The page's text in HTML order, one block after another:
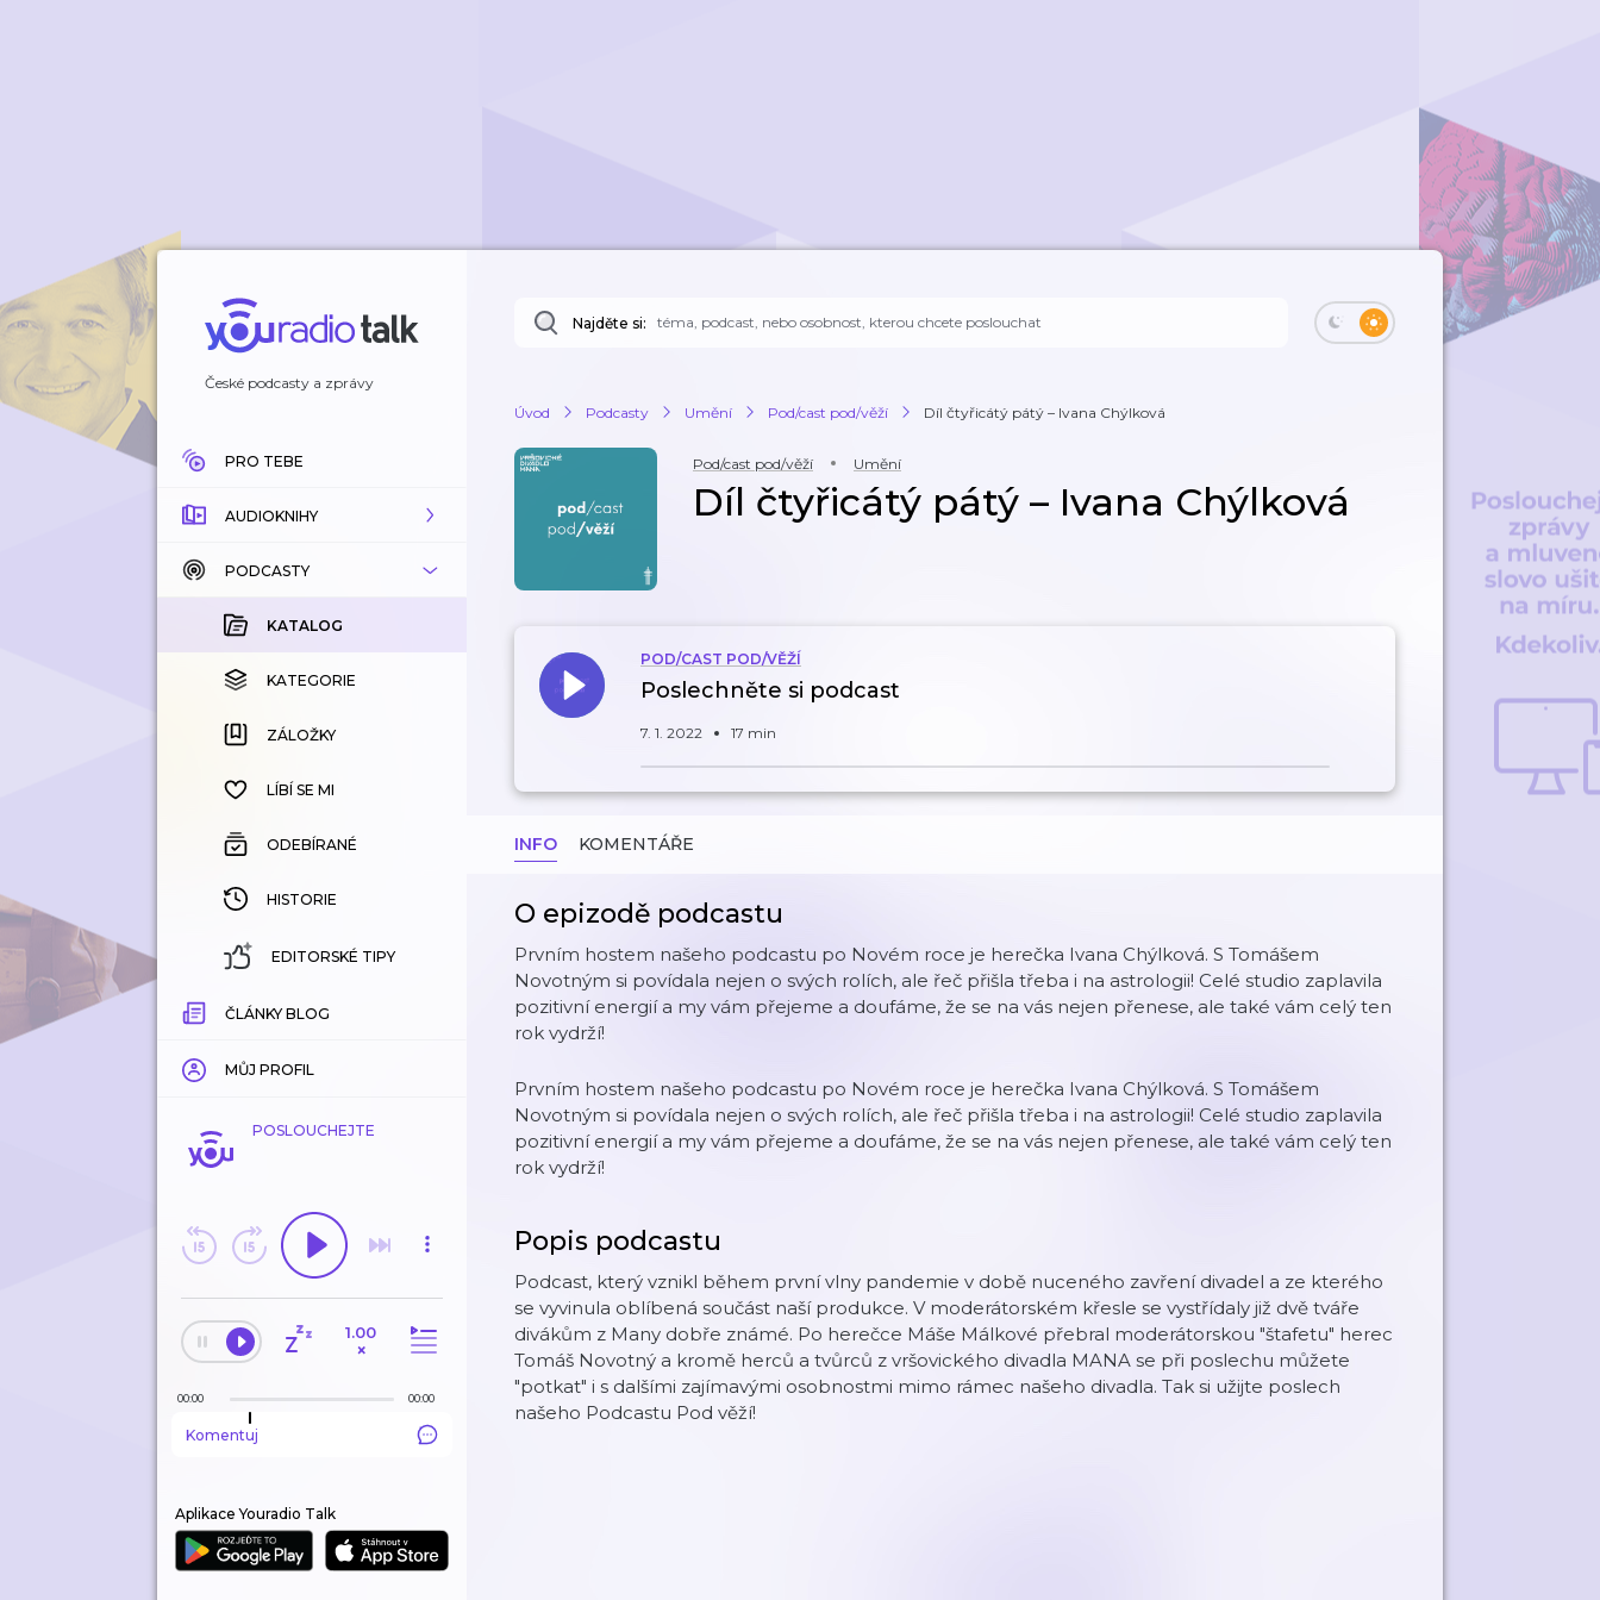
České podcasty a zprávy
PRO TEBE
AUDIOKNIHY
KATALOG
KOUPENÉ
KATEGORIE
ZÁLOŽKY
HISTORIE
PODCASTY
KATALOG
KATEGORIE
ZÁLOŽKY
LÍBÍ SE MI
ODEBÍRANÉ
HISTORIE
EDITORSKÉ TIPY
ČLÁNKY BLOG
MŮJ PROFIL
POSLOUCHEJTE
1.00
×
00:00 00:00
Komentuj
Aplikace Youradio Talk
Najděte si:
Úvod Podcasty Umění Pod/cast pod/věží Díl čtyřicátý pátý – Ivana Chýlková
Pod/cast pod/věží Umění
Díl čtyřicátý pátý – Ivana Chýlková
POD/CAST POD/VĚŽÍ
Poslechněte si podcast
7. 1. 2022 17 min
INFO KOMENTÁŘE
O epizodě podcastu
Prvním hostem našeho podcastu po Novém roce je herečka Ivana Chýlková. S Tomášem
Novotným si povídala nejen o svých rolích, ale řeč přišla třeba i na astrologii! Celé studio zaplavila
pozitivní energií a my vám přejeme a doufáme, že se na vás nejen přenese, ale také vám celý ten
rok vydrží!
Prvním hostem našeho podcastu po Novém roce je herečka Ivana Chýlková. S Tomášem
Novotným si povídala nejen o svých rolích, ale řeč přišla třeba i na astrologii! Celé studio zaplavila
pozitivní energií a my vám přejeme a doufáme, že se na vás nejen přenese, ale také vám celý ten
rok vydrží!
Popis podcastu
Podcast, který vznikl během první vlny pandemie v době nuceného zavření divadel a ze kterého
se vyvinula oblíbená součást naší produkce. V moderátorském křesle se vystřídaly již dvě tváře
divákům z Many dobře známé. Po herečce Máše Málkové přebral moderátorskou "štafetu" herec
Tomáš Novotný a kromě herců a tvůrců z vršovického divadla MANA se při poslechu můžete
"potkat" i s dalšími zajímavými osobnostmi mimo rámec našeho divadla. Tak si užijte poslech
našeho Podcastu Pod věží!